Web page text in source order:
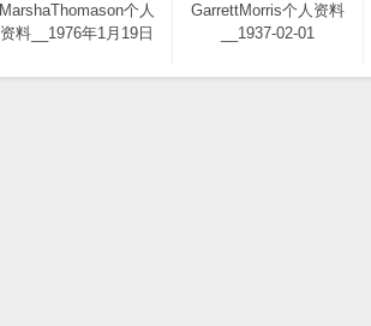
MarshaThomason个人
资料__1976年1月19日
GarrettMorris个人资料
__1937-02-01